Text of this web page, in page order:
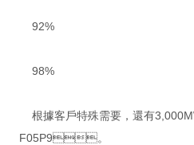
92%
98%
根據客戶特殊需要，還有
F05P9。